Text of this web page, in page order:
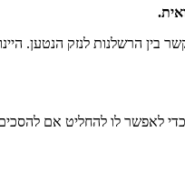
בין הרשלנות לנזק הנטען.
לו להחליט אם להסכים